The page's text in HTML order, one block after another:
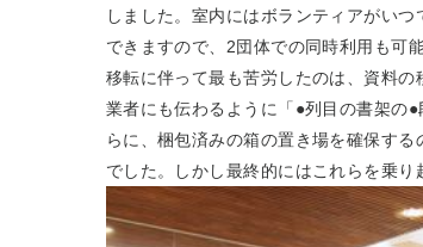
しました。室内にはボランティアがい
できますので、2団体での同時利用も可
移転に伴って最も苦労したのは、資料
業者にも伝わるように「●列目の書架の
らに、梱包済みの箱の置き場を確保す
でした。しかし最終的にはこれらを乗